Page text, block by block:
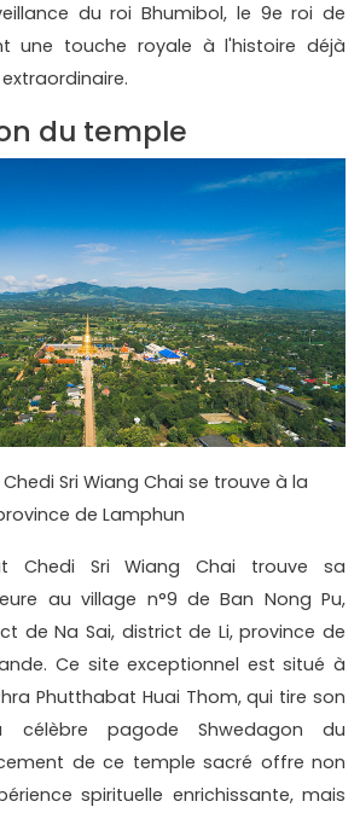
du roi Bhumibol, le 9e roi de
une touche royale à l'histoire déjà
du temple
Sri Wiang Chai se trouve à la
de Lamphun
Chedi Sri Wiang Chai trouve sa
au village n°9 de Ban Nong Pu,
de Na Sai, district de Li, province de
Ce site exceptionnel est situé à
Phutthabat Huai Thom, qui tire son
célèbre pagode Shwedagon du
de ce temple sacré offre non
spirituelle enrichissante, mais